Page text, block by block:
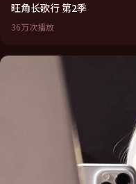
旺角长歌行 第2季
36万次播放